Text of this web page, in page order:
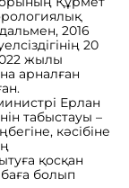
2016
20
жылы
арналған
Ерлан
табыстауы –
кәсібіне
қосқан
болып